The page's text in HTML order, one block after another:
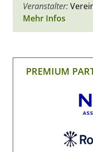
Veranstalter:
Mehr Infos
PREMIUM